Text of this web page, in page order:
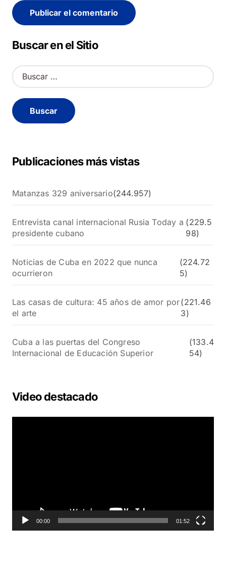
Buscar en el Sitio
B
u
c
a
Publicaciones más vistas
Matanzas 329 aniversario(244.957)
Entrevista canal internacional Rusia Today a
presidente cubano
(229.5
98)
Noticias de Cuba en 2022 que nunca
ocurrieron
(224.72
5)
Las casas de cultura: 45 años de amor por
el arte
(221.46
3)
Cuba a las puertas del Congreso
Internacional de Educación Superior
(133.4
54)
Video destacado
t
r
00:00 01:52